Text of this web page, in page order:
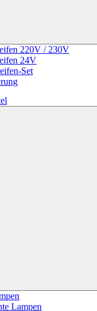
220V / 230V
24V
Set
Lampen